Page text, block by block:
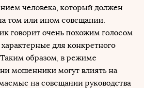
человека, который должен
том или ином совещании.
говорит очень похожим голосом
для конкретного
образом, в режиме
мошенники могут влиять на
на совещании руководства